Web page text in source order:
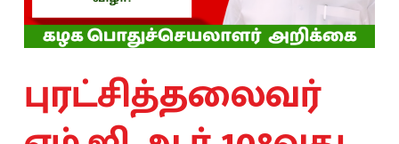
புரட்சித்தலைவர்